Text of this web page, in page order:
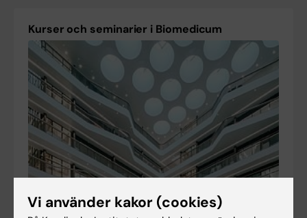
Kurser och seminarier i Biomedicum
Vi använder kakor (cookies)